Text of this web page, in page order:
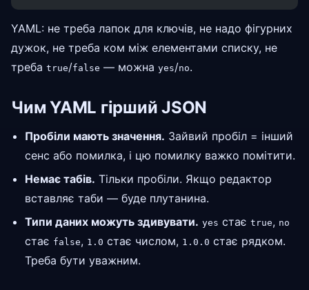
YAML: не треба лапок для ключів, не надо фігурних
дужок, не треба ком між елементами списку, не
треба true/false — можна yes/no.
Чим YAML гірший JSON
Пробіли мають значення. Зайвий пробіл = інший
сенс або помилка, і цю помилку важко помітити.
Немає табів. Тільки пробіли. Якщо редактор
вставляє таби — буде плутанина.
Типи даних можуть здивувати. yes стає true, no
стає false, 1.0 стає числом, 1.0.0 стає рядком.
Треба бути уважним.